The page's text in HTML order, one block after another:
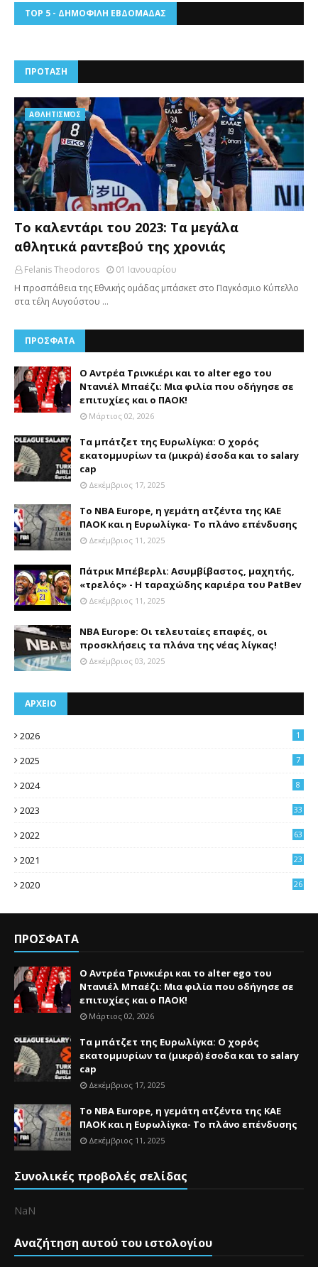
TOP 5 - ΔΗΜΟΦΙΛΗ ΕΒΔΟΜΑΔΑΣ
ΠΡΟΤΑΣΗ
AΘΛΗΤΙΣΜΌΣ
Το καλεντάρι του 2023: Τα μεγάλα
αθλητικά ραντεβού της χρονιάς
Felanis Theodoros
01 Ιανουαρίου
Η προσπάθεια της Εθνικής ομάδας μπάσκετ στο Παγκόσμιο Κύπελλο
στα τέλη Αυγούστου …
ΠΡΟΣΦΑΤΑ
Ο Αντρέα Τρινκιέρι και το alter ego του
Ντανιέλ Μπαέζι: Μια φιλία που οδήγησε σε
επιτυχίες και ο ΠΑΟΚ!
Μάρτιος 02, 2026
Τα μπάτζετ της Ευρωλίγκα: Ο χορός
εκατομμυρίων τα (μικρά) έσοδα και το salary
cap
Δεκέμβριος 17, 2025
Το NBA Europe, η γεμάτη ατζέντα της ΚΑΕ
ΠΑΟΚ και η Ευρωλίγκα- Το πλάνο επένδυσης
Δεκέμβριος 11, 2025
Πάτρικ Μπέβερλι: Ασυμβίβαστος, μαχητής,
«τρελός» - Η ταραχώδης καριέρα του PatBev
Δεκέμβριος 11, 2025
NBA Europe: Οι τελευταίες επαφές, οι
προσκλήσεις τα πλάνα της νέας λίγκας!
Δεκέμβριος 03, 2025
ΑΡΧΕΙΟ
2026 1
2025 7
2024 8
2023 33
2022 63
2021
23
2020
26
ΠΡΟΣΦΑΤΑ
Ο Αντρέα Τρινκιέρι και το alter ego του
Ντανιέλ Μπαέζι: Μια φιλία που οδήγησε σε
επιτυχίες και ο ΠΑΟΚ!
Μάρτιος 02, 2026
Τα μπάτζετ της Ευρωλίγκα: Ο χορός
εκατομμυρίων τα (μικρά) έσοδα και το salary
cap
Δεκέμβριος 17, 2025
Το NBA Europe, η γεμάτη ατζέντα της ΚΑΕ
ΠΑΟΚ και η Ευρωλίγκα- Το πλάνο επένδυσης
Δεκέμβριος 11, 2025
Συνολικές προβολές σελίδας
NaN
Αναζήτηση αυτού του ιστολογίου